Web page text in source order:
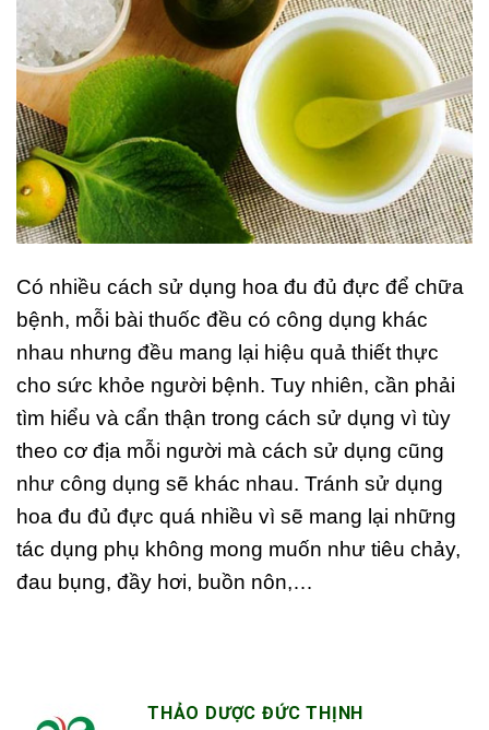
Có nhiều cách sử dụng hoa đu đủ đực để chữa
bệnh, mỗi bài thuốc đều có công dụng khác
nhau nhưng đều mang lại hiệu quả thiết thực
cho sức khỏe người bệnh. Tuy nhiên, cần phải
tìm hiểu và cẩn thận trong cách sử dụng vì tùy
theo cơ địa mỗi người mà cách sử dụng cũng
như công dụng sẽ khác nhau. Tránh sử dụng
hoa đu đủ đực quá nhiều vì sẽ mang lại những
tác dụng phụ không mong muốn như tiêu chảy,
đau bụng, đầy hơi, buồn nôn,…
THẢO DƯỢC ĐỨC THỊNH